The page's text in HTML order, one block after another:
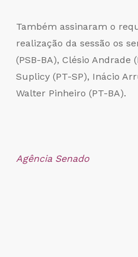
Também assinaram o
realização da sessão os
(PSB-BA), Clésio Andrade
Suplicy (PT-SP), Inácio
Walter Pinheiro (PT-BA).
Agência Senado